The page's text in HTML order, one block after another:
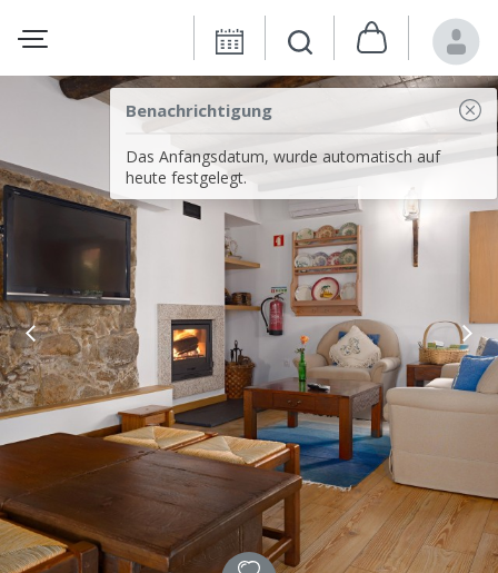
Benachrichtigung
Das Anfangsdatum, wurde automatisch auf
heute festgelegt.